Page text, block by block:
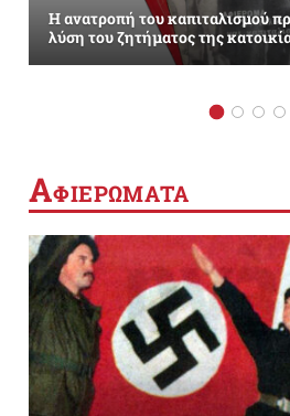
Η ανατροπή του καπιταλισμού
λύση του ζητήματος της
ΑΦΙΕΡΩΜΑΤΑ